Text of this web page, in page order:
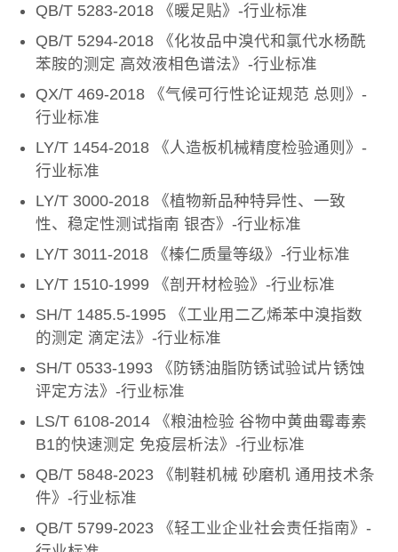
QB/T 5283-2018 《暖足贴》-行业标准
QB/T 5294-2018 《化妆品中溴代和氯代水杨酰
苯胺的测定 高效液相色谱法》-行业标准
QX/T 469-2018 《气候可行性论证规范 总则》-
行业标准
LY/T 1454-2018 《人造板机械精度检验通则》-
行业标准
LY/T 3000-2018 《植物新品种特异性、一致
性、稳定性测试指南 银杏》-行业标准
LY/T 3011-2018 《榛仁质量等级》-行业标准
LY/T 1510-1999 《剖开材检验》-行业标准
SH/T 1485.5-1995 《工业用二乙烯苯中溴指数
的测定 滴定法》-行业标准
SH/T 0533-1993 《防锈油脂防锈试验试片锈蚀
评定方法》-行业标准
LS/T 6108-2014 《粮油检验 谷物中黄曲霉毒素
B1的快速测定 免疫层析法》-行业标准
QB/T 5848-2023 《制鞋机械 砂磨机 通用技术条
件》-行业标准
QB/T 5799-2023 《轻工业企业社会责任指南》-